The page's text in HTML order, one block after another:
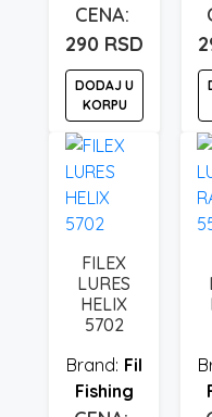
290 RSD
DODAJ U
KORPU
FILEX
LURES
HELIX
5702
Fil
Fishing